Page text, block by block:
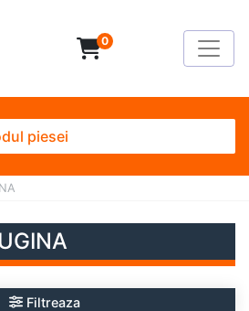
0
Filtreaza